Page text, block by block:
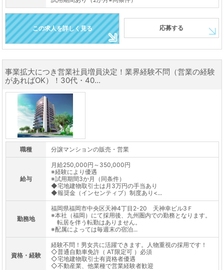
この求人を詳しく見る 応募する
事業拡大につき営業社員増員決定！業界経験不問（営業の経験
があればOK）！30代・40...
職種 分譲マンションの販売・営業
給与
月給250,000円～350,000円
※経験により優遇
※試用期間3か月（同条件）
◆宅地建物取引士は月3万円の手当あり
◆報奨金（インセンティブ）制度あり<...
勤務地
福岡県福岡市中央区天神4丁目2-20 天神幸ビル3Ｆ
※本社（福岡）にて採用後、九州圏内での勤務となります。
転居を伴う転勤はありません。
※配属によっては毎週末の宿泊...
資格・経験
経験不問！男女共に活躍できます。人物重視の採用です！
◇普通自動車免許（ AT限定可 ）必須
◇宅地建物取引士有資格者優遇
◇不動産業、他業種で営業経験者歓迎